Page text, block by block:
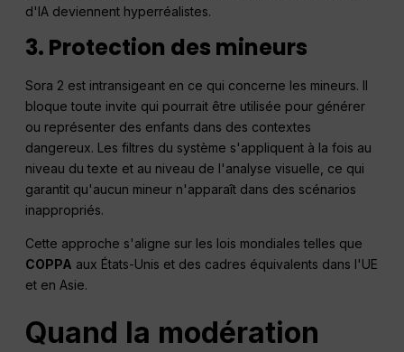
d'IA deviennent hyperréalistes.
3. Protection des mineurs
Sora 2 est intransigeant en ce qui concerne les mineurs. Il
bloque toute invite qui pourrait être utilisée pour générer
ou représenter des enfants dans des contextes
dangereux. Les filtres du système s'appliquent à la fois au
niveau du texte et au niveau de l'analyse visuelle, ce qui
garantit qu'aucun mineur n'apparaît dans des scénarios
inappropriés.
Cette approche s'aligne sur les lois mondiales telles que
COPPA aux États-Unis et des cadres équivalents dans l'UE
et en Asie.
Quand la modération